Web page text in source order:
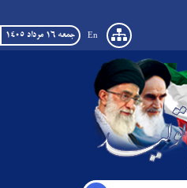
جمعه ١٦ مرداد ١٤٠٥ En